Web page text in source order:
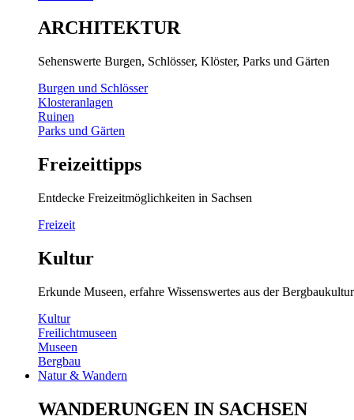
ARCHITEKTUR
Sehenswerte Burgen, Schlösser, Klöster, Parks und Gärten
Burgen und Schlösser
Klosteranlagen
Ruinen
Parks und Gärten
Freizeittipps
Entdecke Freizeitmöglichkeiten in Sachsen
Freizeit
Kultur
Erkunde Museen, erfahre Wissenswertes aus der
Kultur
Freilichtmuseen
Museen
Bergbau
Natur & Wandern
WANDERUNGEN IN SACHSEN